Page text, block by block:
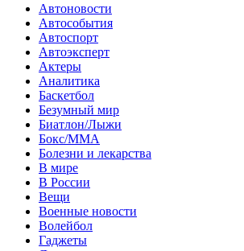
Автоновости
Автособытия
Автоспорт
Автоэксперт
Актеры
Аналитика
Баскетбол
Безумный мир
Биатлон/Лыжи
Бокс/MMA
Болезни и лекарства
В мире
В России
Вещи
Военные новости
Волейбол
Гаджеты